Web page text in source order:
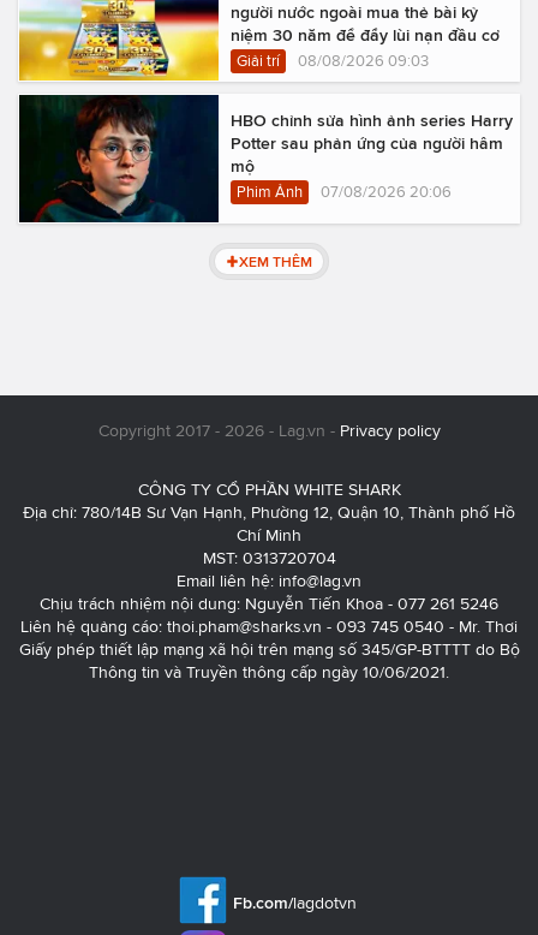
người nước ngoài mua thẻ bài kỷ
niệm 30 năm để đẩy lùi nạn đầu cơ
Giải trí 08/08/2026 09:03
HBO chỉnh sửa hình ảnh series Harry
Potter sau phản ứng của người hâm
mộ
Phim Ảnh 07/08/2026 20:06
XEM THÊM
Copyright 2017 - 2026 - Lag.vn - Privacy policy
CÔNG TY CỔ PHẦN WHITE SHARK
Địa chỉ: 780/14B Sư Vạn Hạnh, Phường 12, Quận 10, Thành phố Hồ
Chí Minh
MST: 0313720704
Email liên hệ: info@lag.vn
Chịu trách nhiệm nội dung: Nguyễn Tiến Khoa - 077 261 5246
Liên hệ quảng cáo: thoi.pham@sharks.vn - 093 745 0540 - Mr. Thơi
Giấy phép thiết lập mạng xã hội trên mạng số 345/GP-BTTTT do Bộ
Thông tin và Truyền thông cấp ngày 10/06/2021.
Fb.com/lagdotvn